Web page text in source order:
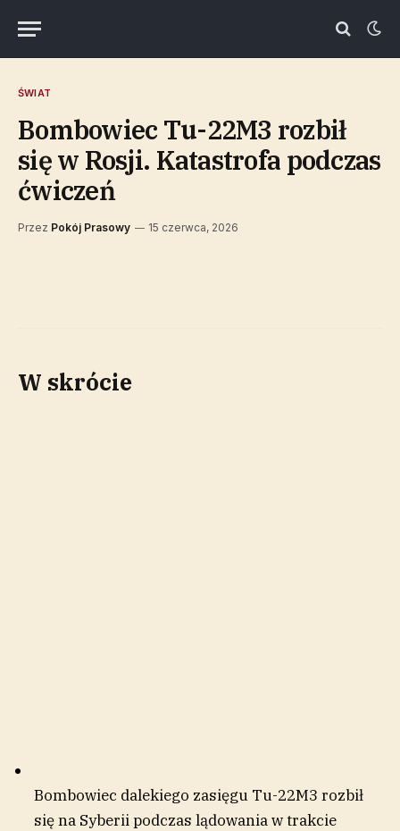
ŚWIAT
Bombowiec Tu-22M3 rozbił
się w Rosji. Katastrofa podczas
ćwiczeń
Przez Pokój Prasowy 15 czerwca, 2026
W skrócie
Bombowiec dalekiego zasięgu Tu-22M3 rozbił
się na Syberii podczas lądowania w trakcie